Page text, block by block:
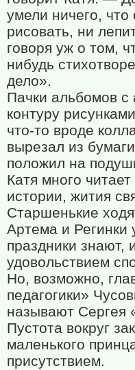
умели ничего, что
рисовать, ни
говоря уж о том,
нибудь
дело».
Пачки альбомов с
контуру
что-то вроде
вырезал из
положил на
Катя много
истории, жития
Старшенькие
Артема и Регинки
праздники знают,
удовольствием
Но, возможно,
педагогики»
называют
Пустота вокруг
маленького
присутствием.